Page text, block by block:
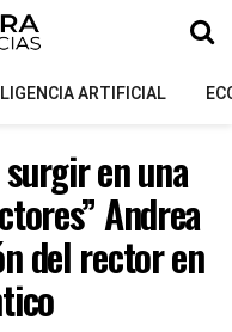
ARTIFICIAL
en una
Andrea
del rector en